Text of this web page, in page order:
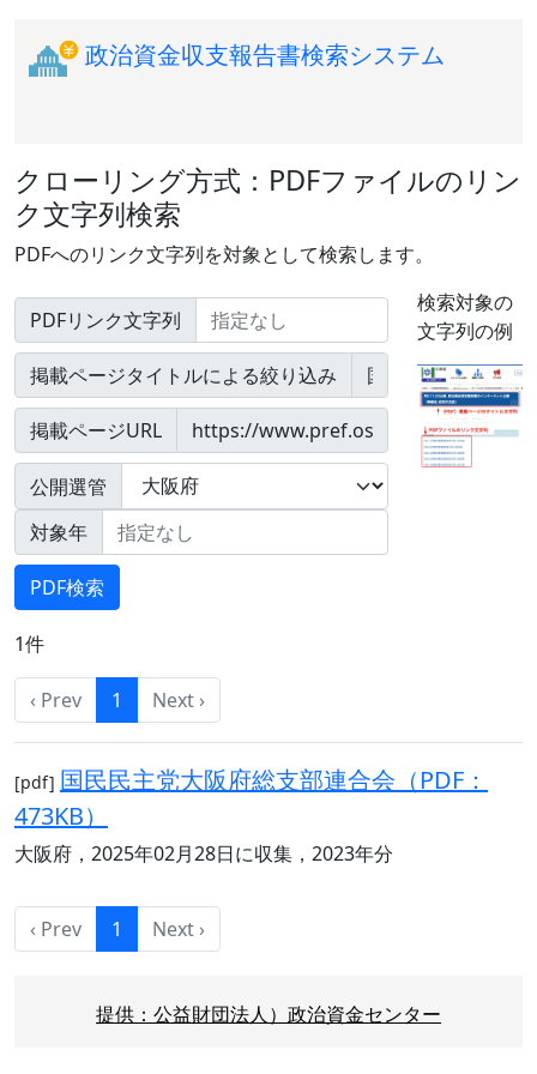
政治資金収支報告書検索システム
クローリング方式：PDFファイルのリン
ク文字列検索
PDFへのリンク文字列を対象として検索します。
PDFリンク文字列
掲載ページタイトルによる絞り込み
掲載ページURL
公開選管
対象年
検索対象の
文字列の例
1件
‹ Prev 1 Next ›
[pdf] 国民民主党大阪府総支部連合会（PDF：
473KB）
大阪府，2025年02月28日に収集，2023年分
‹ Prev 1 Next ›
提供：公益財団法人）政治資金センター